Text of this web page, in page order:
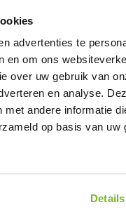
advertenties te
en om ons
over uw gebruik van
en analyse.
andere informatie
op basis van uw